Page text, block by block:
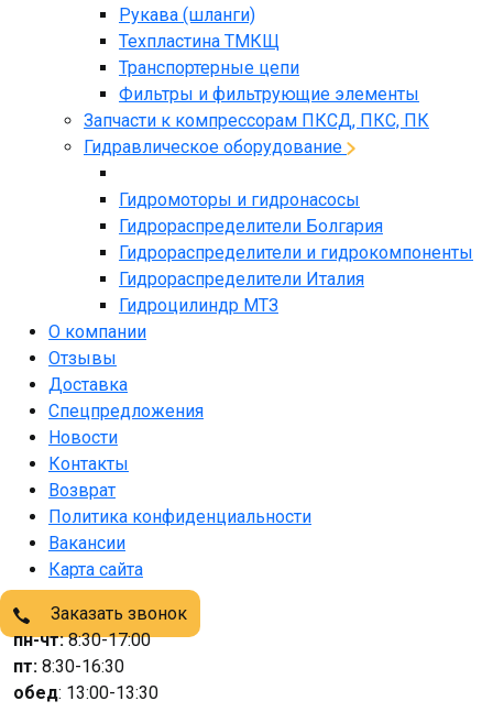
Рукава (шланги)
Техпластина ТМКЩ
Транспортерные цепи
Фильтры и фильтрующие элементы
Запчасти к компрессорам ПКСД, ПКС, ПК
Гидравлическое оборудование
Гидромоторы и гидронасосы
Гидрораспределители Болгария
Гидрораспределители и гидрокомпоненты
Гидрораспределители Италия
Гидроцилиндр МТЗ
О компании
Отзывы
Доставка
Спецпредложения
Новости
Контакты
Возврат
Политика конфиденциальности
Вакансии
Карта сайта
Заказать звонок
пн-чт:8:30-17:00
пт: 8:30-16:30
обед: 13:00-13:30